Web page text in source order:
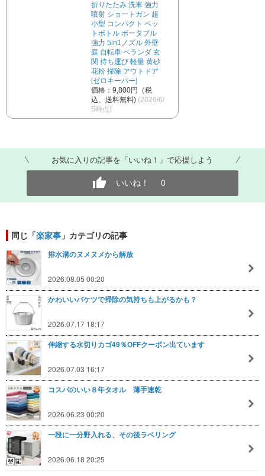
折りたたみ 洗車 強力
噴射 ショートガン 超
小型 コンパクト ペッ
トボトル ポータブル
強力 5in1ノズル 外壁
庭 自転車 ベランダ 玄
関 持ち運び 軽量 黄砂
花粉 掃除 アウトドア
[ゼロキーパー]
価格：9,800円（税
込、送料無料) (2026/6/
5時点)
お気に入りの記事を「いいね！」で応援しよう
いいね！ 0
同じ「楽家事 」カテゴリの記事
排水溝のヌメヌメから解放
2026.08.05 00:20
かわいいバケツで掃除の気持ちも上がるかも？
2026.07.17 18:17
伸縮する水切りカゴ49％OFFクーポン出ています
2026.07.03 16:17
コスパのいい８年タオル 薄手速乾
2026.06.23 00:20
一段に一分野入れる、その後ラベリング
2026.06.18 20:25